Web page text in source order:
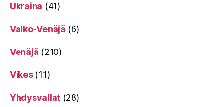
Ukraina (41)
Valko-Venäjä (6)
Venäjä (210)
Vikes(11)
Yhdysvallat (28)